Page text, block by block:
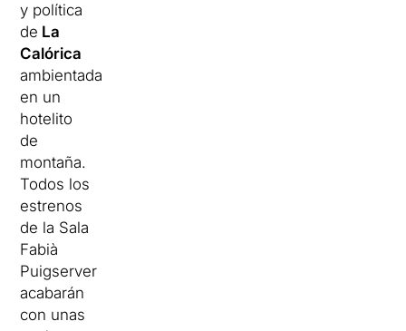
y política
de La
Calórica
ambientada
en un
hotelito
de
montaña.
Todos los
estrenos
de la Sala
Fabià
Puigserver
acabarán
con unas